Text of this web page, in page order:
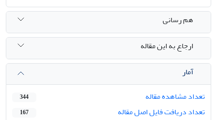
هم رسانی
ارجاع به این مقاله
آمار
تعداد مشاهده مقاله
344
تعداد دریافت فایل اصل مقاله 167